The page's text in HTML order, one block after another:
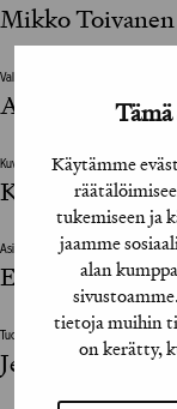
Käytämme
tukemiseen ja
jaamme
alan
tietoja muihin
on kerätty,
Mikko Toivanen
Valokuvat / Photographs
Asko Roine /
Kuvankäsittelijä / Image Editor
Kasimir
Asiakkaan vastuuhenkilö / Client’s
Esa Hjerppe,
Tuottaja / Producer
Jenni Reenpää